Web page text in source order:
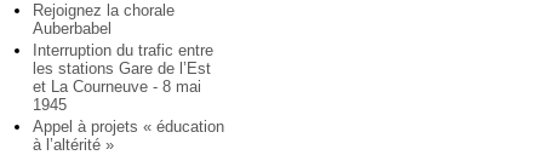
Rejoignez la chorale
Auberbabel
Interruption du trafic entre
les stations Gare de l’Est
et La Courneuve - 8 mai
1945
Appel à projets « éducation
à l’altérité »